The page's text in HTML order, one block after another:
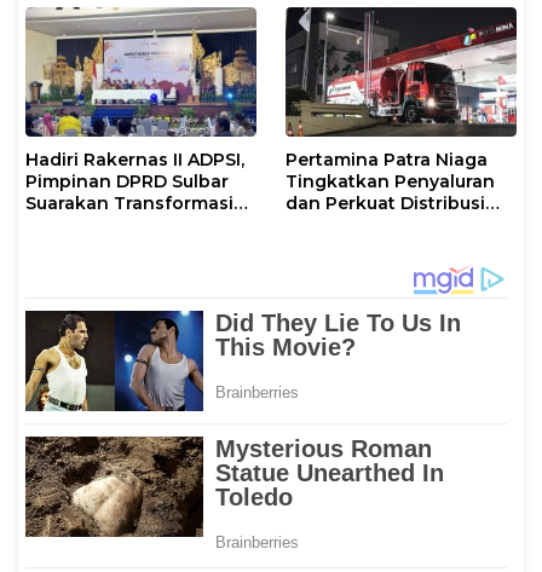
Hadiri Rakernas II ADPSI,
Pimpinan DPRD Sulbar
Suarakan Transformasi
Pertamina Patra Niaga
Tingkatkan Penyaluran
dan Perkuat Distribusi